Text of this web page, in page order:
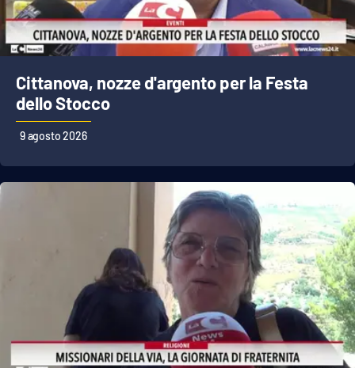
Parchi Marini Calabria
Imprese Di Calabria
Venti di comunicazione
LaC Network
Cittanova, nozze d'argento per la Festa
dello Stocco
9 agosto 2026